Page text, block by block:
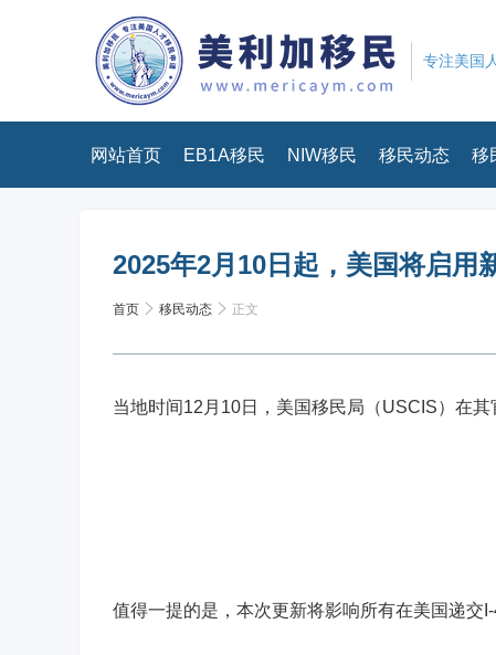
专注美国
网站首页 EB1A移民 NIW移民 移民动态 移
2025年2月10日起，美国将启用
首页 移民动态 正文
当地时间12月10日，美国移民局（USCIS）在
值得一提的是，本次更新将影响所有在美国递交